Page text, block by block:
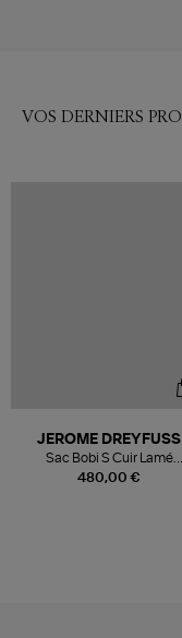
VOS DERNIERS
480,00 €
JEROME DREYFUSS
Sac Bobi S Cuir Lamé
Champagne